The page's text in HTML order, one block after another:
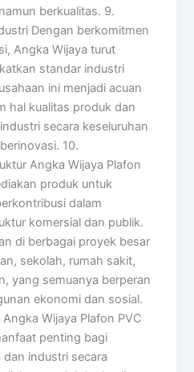
berkualitas. 9.
Dengan berkomitmen
Angka Wijaya turut
standar industri
ini menjadi acuan
hal kualitas produk dan
secara keseluruhan
10.
Angka Wijaya Plafon
produk untuk
dalam
komersial dan publik.
di berbagai proyek besar
sekolah, rumah sakit,
yang semuanya berperan
ekonomi dan sosial.
Wijaya Plafon PVC
penting bagi
industri secara